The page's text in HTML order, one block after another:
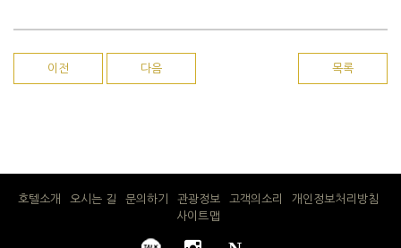
이전 다음 목록
호텔소개 오시는 길 문의하기 관광정보 고객의소리
개인정보처리방침
사이트맵